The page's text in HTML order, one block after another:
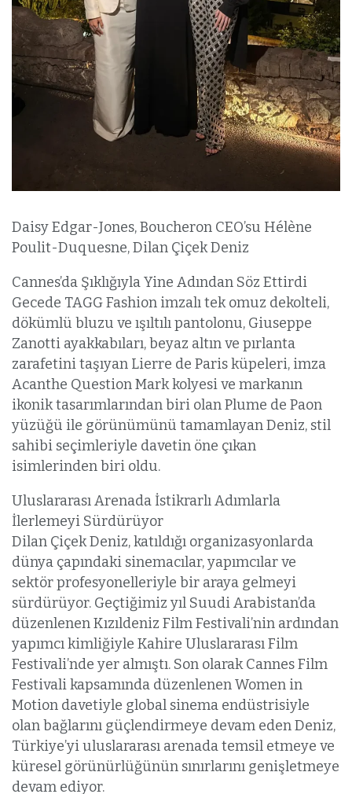
Daisy Edgar-Jones, Boucheron CEO’su Hélène
Poulit-Duquesne, Dilan Çiçek Deniz
Cannes’da Şıklığıyla Yine Adından Söz Ettirdi
Gecede TAGG Fashion imzalı tek omuz dekolteli,
dökümlü bluzu ve ışıltılı pantolonu, Giuseppe
Zanotti ayakkabıları, beyaz altın ve pırlanta
zarafetini taşıyan Lierre de Paris küpeleri, imza
Acanthe Question Mark kolyesi ve markanın
ikonik tasarımlarından biri olan Plume de Paon
yüzüğü ile görünümünü tamamlayan Deniz, stil
sahibi seçimleriyle davetin öne çıkan
isimlerinden biri oldu.
Uluslararası Arenada İstikrarlı Adımlarla
İlerlemeyi Sürdürüyor
Dilan Çiçek Deniz, katıldığı organizasyonlarda
dünya çapındaki sinemacılar, yapımcılar ve
sektör profesyonelleriyle bir araya gelmeyi
sürdürüyor. Geçtiğimiz yıl Suudi Arabistan’da
düzenlenen Kızıldeniz Film Festivali’nin ardından
yapımcı kimliğiyle Kahire Uluslararası Film
Festivali’nde yer almıştı. Son olarak Cannes Film
Festivali kapsamında düzenlenen Women in
Motion davetiyle global sinema endüstrisiyle
olan bağlarını güçlendirmeye devam eden Deniz,
Türkiye’yi uluslararası arenada temsil etmeye ve
küresel görünürlüğünün sınırlarını genişletmeye
devam ediyor.